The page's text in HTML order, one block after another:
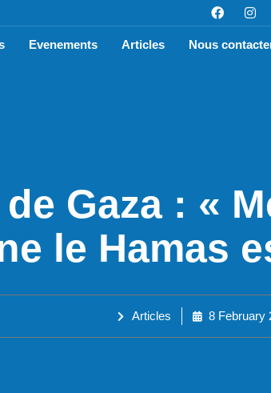
Evenements Articles Nous
Gaza : «
le Hamas
Articles 8 February